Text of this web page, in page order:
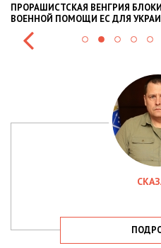
ПРОРАШИСТСКАЯ ВЕНГРИЯ
ВОЕННОЙ ПОМОЩИ ЕС ДЛЯ